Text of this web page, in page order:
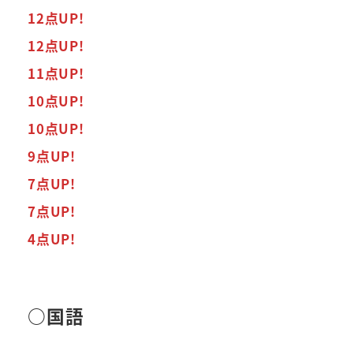
12点UP!
12点UP!
11点UP!
10点UP!
10点UP!
9点UP!
7点UP!
7点UP!
4点UP!
○国語